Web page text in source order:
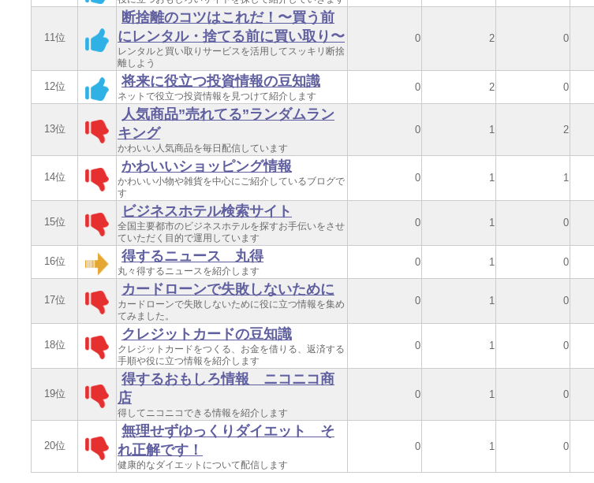
11位
断捨離のコツはこれだ！〜買う前
にレンタル・捨てる前に買い取り〜
レンタルと買い取りサービスを活用してスッキリ断捨
離しよう
0 2 0
12位 将来に役立つ投資情報の豆知識
ネットで役立つ投資情報を見つけて紹介します
0 2 0
13位
人気商品”売れてる”ランダムラン
キング
かわいい人気商品を毎日配信しています
0 1 2
14位
かわいいショッピング情報
かわいい小物や雑貨を中心にご紹介しているブログで
す
0 1 1
15位
ビジネスホテル検索サイト
全国主要都市のビジネスホテルを探すお手伝いをさせ
ていただく目的で運用しています
0 1 0
16位 得するニュース 丸得
丸々得するニュースを紹介します
0 1 0
17位
カードローンで失敗しないために
カードローンで失敗しないために役に立つ情報を集め
てみました。
0 1 0
18位
クレジットカードの豆知識
クレジットカードをつくる、お金を借りる、返済する
手順や役に立つ情報を紹介します
0 1 0
19位
得するおもしろ情報 ニコニコ商
店
得してニコニコできる情報を紹介します
0 1 0
20位
無理せずゆっくりダイエット そ
れ正解です！
健康的なダイエットについて配信します
0 1 0